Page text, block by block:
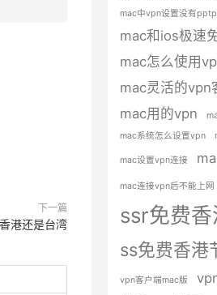
下一篇
港还是台湾
mac中vpn设置没有pptp
mac和ios极速
mac怎么使用
mac灵活的vpn
mac用的vpn
mac系统怎么设置vpn
mac设置vpn连接
mac连接vpn后不能上网
ssr免费香
ss免费香港
vpn客户端mac版